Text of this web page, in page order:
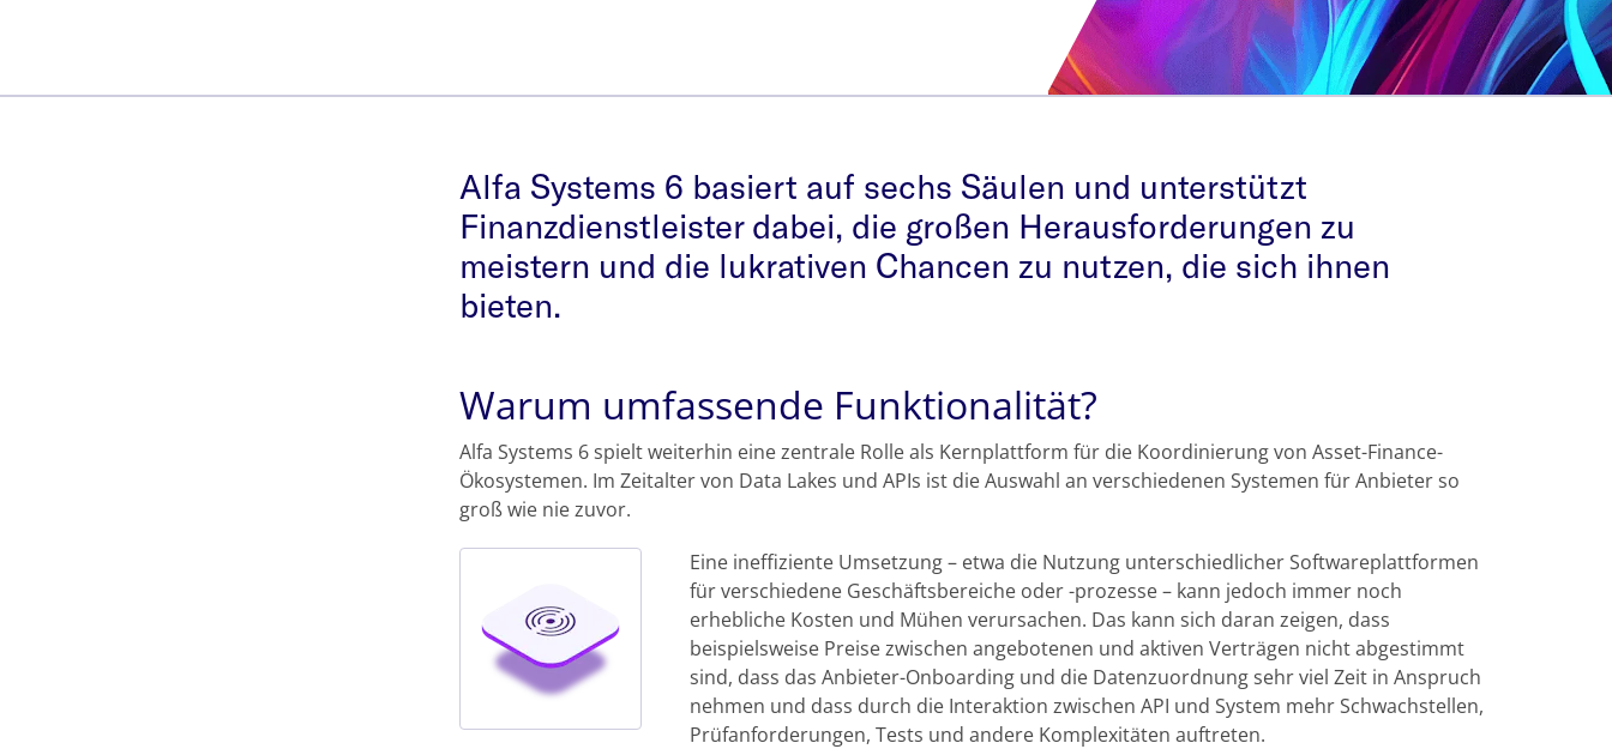
Alfa Systems 6 basiert auf sechs Säulen und unterstützt
Finanzdienstleister dabei, die großen Herausforderungen zu
meistern und die lukrativen Chancen zu nutzen, die sich ihnen
bieten.
Warum umfassende Funktionalität?
Alfa Systems 6 spielt weiterhin eine zentrale Rolle als Kernplattform für die Koordinierung von Asset-Finance-
Ökosystemen. Im Zeitalter von Data Lakes und APIs ist die Auswahl an verschiedenen Systemen für Anbieter so
groß wie nie zuvor.
Eine ineffiziente Umsetzung – etwa die Nutzung unterschiedlicher Softwareplattformen
für verschiedene Geschäftsbereiche oder -prozesse – kann jedoch immer noch
erhebliche Kosten und Mühen verursachen. Das kann sich daran zeigen, dass
beispielsweise Preise zwischen angebotenen und aktiven Verträgen nicht abgestimmt
sind, dass das Anbieter-Onboarding und die Datenzuordnung sehr viel Zeit in Anspruch
nehmen und dass durch die Interaktion zwischen API und System mehr Schwachstellen,
Prüfanforderungen, Tests und andere Komplexitäten auftreten.